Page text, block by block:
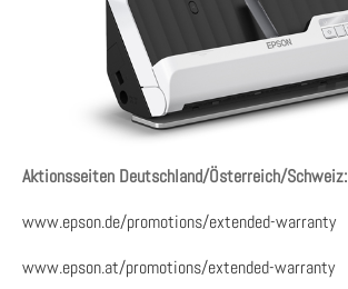
Aktionsseiten Deutschland/Österreich/Schweiz:
www.epson.de/promotions/extended-warranty
www.epson.at/promotions/extended-warranty